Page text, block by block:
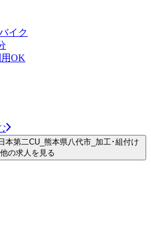
イク
OK
第二CU_熊本県八代市_加工･組付け
の求人を見る